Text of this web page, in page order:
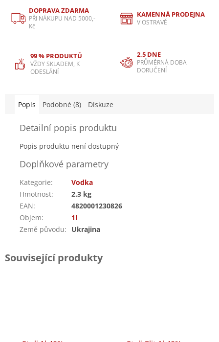
DOPRAVA ZDARMA
PŘI NÁKUPU NAD 5000,-
Kč
KAMENNÁ PRODEJNA
V OSTRAVĚ
99 % PRODUKTŮ
VŽDY SKLADEM, K
ODESLÁNÍ
2,5 DNE
PRŮMĚRNÁ DOBA
DORUČENÍ
Popis Podobné (8) Diskuze
Detailní popis produktu
Popis produktu není dostupný
Doplňkové parametry
Kategorie:
Vodka
Hmotnost:
2.3 kg
EAN:
4820001230826
Objem:
1l
Země původu: Ukrajina
Související produkty